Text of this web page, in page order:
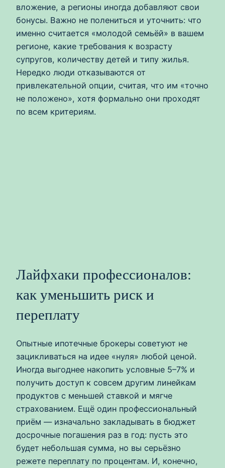
вложение, а регионы иногда добавляют свои
бонусы. Важно не полениться и уточнить: что
именно считается «молодой семьёй» в вашем
регионе, какие требования к возрасту
супругов, количеству детей и типу жилья.
Нередко люди отказываются от
привлекательной опции, считая, что им «точно
не положено», хотя формально они проходят
по всем критериям.
Лайфхаки профессионалов:
как уменьшить риск и
переплату
Опытные ипотечные брокеры советуют не
зацикливаться на идее «нуля» любой ценой.
Иногда выгоднее накопить условные 5–7% и
получить доступ к совсем другим линейкам
продуктов с меньшей ставкой и мягче
страхованием. Ещё один профессиональный
приём — изначально закладывать в бюджет
досрочные погашения раз в год: пусть это
будет небольшая сумма, но вы серьёзно
режете переплату по процентам. И, конечно,